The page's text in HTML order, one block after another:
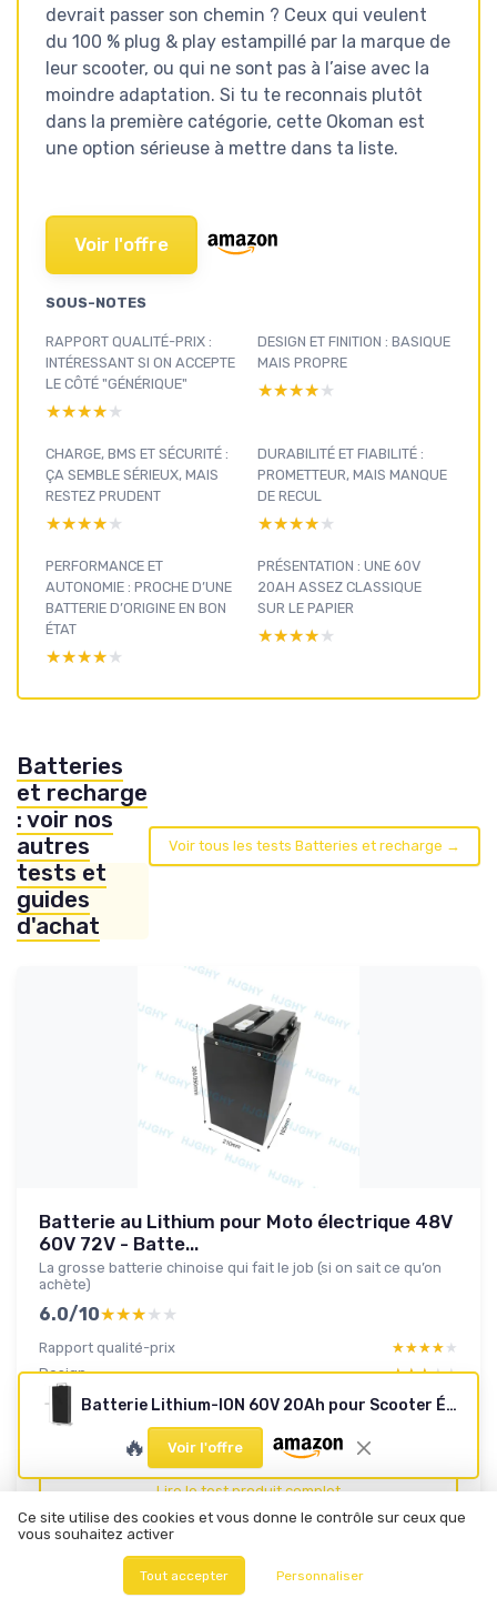
devrait passer son chemin ? Ceux qui veulent
du 100 % plug & play estampillé par la marque de
leur scooter, ou qui ne sont pas à l’aise avec la
moindre adaptation. Si tu te reconnais plutôt
dans la première catégorie, cette Okoman est
une option sérieuse à mettre dans ta liste.
Voir l'offre
SOUS-NOTES
RAPPORT QUALITÉ-PRIX :
INTÉRESSANT SI ON ACCEPTE
LE CÔTÉ "GÉNÉRIQUE"
★★★★★
★★★★★
DESIGN ET FINITION : BASIQUE
MAIS PROPRE
★★★★★
★★★★★
CHARGE, BMS ET SÉCURITÉ :
ÇA SEMBLE SÉRIEUX, MAIS
RESTEZ PRUDENT
★★★★★
★★★★★
DURABILITÉ ET FIABILITÉ :
PROMETTEUR, MAIS MANQUE
DE RECUL
★★★★★
★★★★★
PERFORMANCE ET
AUTONOMIE : PROCHE D’UNE
BATTERIE D’ORIGINE EN BON
ÉTAT
★★★★★
★★★★★
PRÉSENTATION : UNE 60V
20AH ASSEZ CLASSIQUE
SUR LE PAPIER
★★★★★
★★★★★
Batteries
et recharge
: voir nos
autres
tests et
guides
d'achat
Voir tous les tests Batteries et recharge →
Batterie au Lithium pour Moto électrique 48V
60V 72V - Batte...
La grosse batterie chinoise qui fait le job (si on sait ce qu’on
achète)
6.0/10★★★★★
★★★★★
Rapport qualité-prix ★★★★★
★★★★★
Design
★★★★★
★★★★★
Batterie
★★★★★
★★★★★
Durabilite
Lire le test produit complet
Batterie Lithium-ION 60V 20Ah pour Scooter Électrique
🔥 Voir l'offre
Ce site utilise des cookies et vous donne le contrôle sur ceux que
vous souhaitez activer
Tout accepter Personnaliser